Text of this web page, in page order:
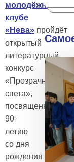
молодёжном
клубе
«Нева» пройдёт
открытый
литературный
конкурс
«Прозрачность
света»,
посвященный
90-
летию
со дня
рождения